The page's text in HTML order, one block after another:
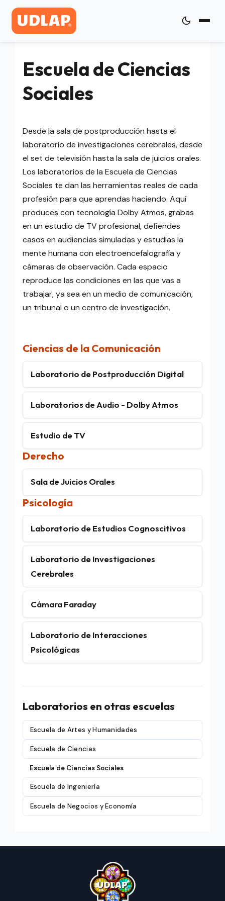
Escuela de Ciencias
Sociales
Desde la sala de postproducción hasta el
laboratorio de investigaciones cerebrales, desde
el set de televisión hasta la sala de juicios orales.
Los laboratorios de la Escuela de Ciencias
Sociales te dan las herramientas reales de cada
profesión para que aprendas haciendo. Aquí
produces con tecnología Dolby Atmos, grabas
en un estudio de TV profesional, defiendes
casos en audiencias simuladas y estudias la
mente humana con electroencefalografía y
cámaras de observación. Cada espacio
reproduce las condiciones en las que vas a
trabajar, ya sea en un medio de comunicación,
un tribunal o un centro de investigación.
Ciencias de la Comunicación
Laboratorio de Postproducción Digital
Laboratorios de Audio - Dolby Atmos
Estudio de TV
Derecho
Sala de Juicios Orales
Psicología
Laboratorio de Estudios Cognoscitivos
Laboratorio de Investigaciones
Cerebrales
Cámara Faraday
Laboratorio de Interacciones
Psicológicas
Laboratorios en otras escuelas
Escuela de Artes y Humanidades
Escuela de Ciencias
Escuela de Ciencias Sociales
Escuela de Ingeniería
Escuela de Negocios y Economía